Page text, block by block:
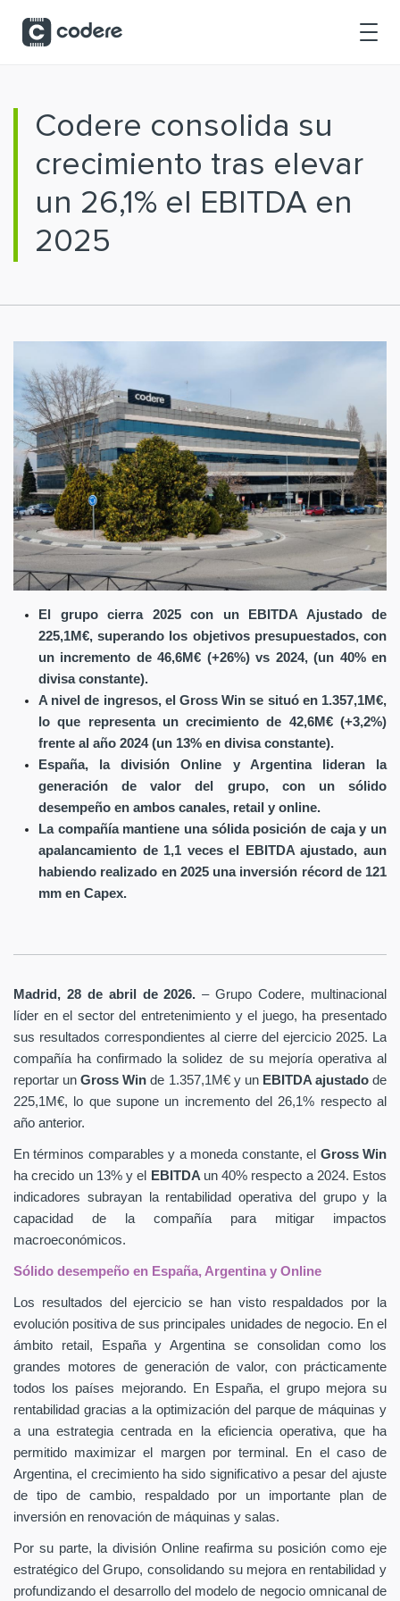
Codere consolida su
crecimiento tras elevar
un 26,1% el EBITDA en
2025
El grupo cierra 2025 con un EBITDA Ajustado de
225,1M€, superando los objetivos presupuestados, con
un incremento de 46,6M€ (+26%) vs 2024, (un 40% en
divisa constante).
A nivel de ingresos, el Gross Win se situó en 1.357,1M€,
lo que representa un crecimiento de 42,6M€ (+3,2%)
frente al año 2024 (un 13% en divisa constante).
España, la división Online y Argentina lideran la
generación de valor del grupo, con un sólido
desempeño en ambos canales, retail y online.
La compañía mantiene una sólida posición de caja y un
apalancamiento de 1,1 veces el EBITDA ajustado, aun
habiendo realizado en 2025 una inversión récord de 121
mm en Capex.
Madrid, 28 de abril de 2026. – Grupo Codere, multinacional
líder en el sector del entretenimiento y el juego, ha presentado
sus resultados correspondientes al cierre del ejercicio 2025. La
compañía ha confirmado la solidez de su mejoría operativa al
reportar unGross Winde 1.357,1M€ y un EBITDA ajustadode
225,1M€, lo que supone un incremento del 26,1% respecto al
año anterior.
En términos comparables y a moneda constante, el Gross Win
ha crecido un 13% y el
EBITDA un 40% respecto a 2024. Estos
indicadores subrayan la rentabilidad operativa del grupo y la
capacidad de la compañía para mitigar impactos
macroeconómicos.
Sólido desempeño en España, Argentina y Online
Los resultados del ejercicio se han visto respaldados por la
evolución positiva de sus principales unidades de negocio. En el
ámbito retail, España y Argentina se consolidan como los
grandes motores de generación de valor, con prácticamente
todos los países mejorando. En España, el grupo mejora su
rentabilidad gracias a la optimización del parque de máquinas y
a una estrategia centrada en la eficiencia operativa, que ha
permitido maximizar el margen por terminal. En el caso de
Argentina, el crecimiento ha sido significativo a pesar del ajuste
de tipo de cambio, respaldado por un importante plan de
inversión en renovación de máquinas y salas.
Por su parte, la división Online reafirma su posición como eje
estratégico del Grupo, consolidando su mejora en rentabilidad y
profundizando el desarrollo del modelo de negocio omnicanal de